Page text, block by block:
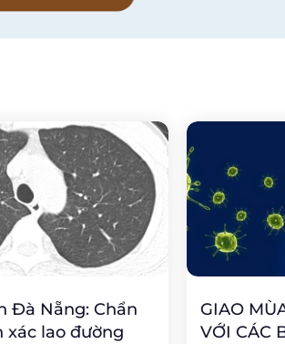
Đà Nẵng: Chẩn
xác lao đường
GIAO
VỚI CÁC